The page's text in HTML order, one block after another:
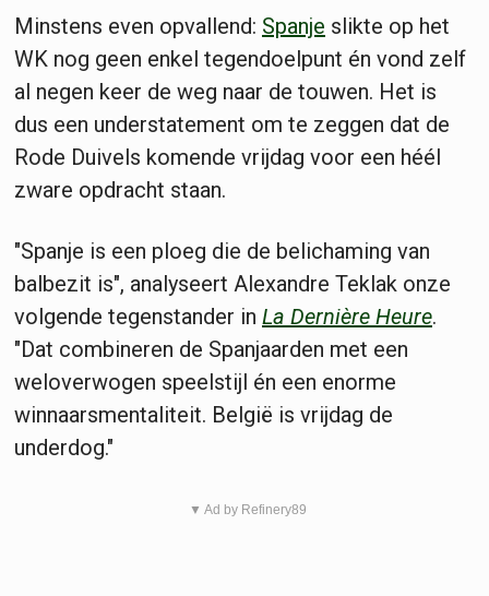
Minstens even opvallend: Spanje slikte op het
WK nog geen enkel tegendoelpunt én vond zelf
al negen keer de weg naar de touwen. Het is
dus een understatement om te zeggen dat de
Rode Duivels komende vrijdag voor een héél
zware opdracht staan.
"Spanje is een ploeg die de belichaming van
balbezit is", analyseert Alexandre Teklak onze
volgende tegenstander in La Dernière Heure.
"Dat combineren de Spanjaarden met een
weloverwogen speelstijl én een enorme
winnaarsmentaliteit. België is vrijdag de
underdog."
▼ Ad by Refinery89